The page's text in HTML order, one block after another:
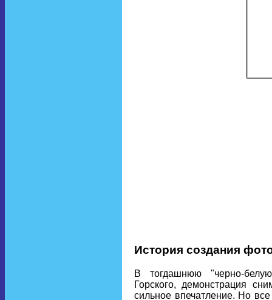
История создания
В тогдашнюю "черно-
Горского, демонстрация
сильное впечатление. Но